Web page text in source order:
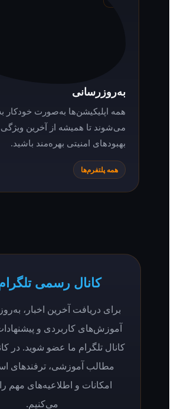
همه اپلیکیشن‌ها به‌صورت خودکار به‌روزرسانی
می‌شوند تا همیشه از آخرین ویژگی‌ها و
کانال رسمی تلگرام ما
برای دریافت آخرین اخبار، به‌روزرسانی‌ها،
آموزش‌های کاربردی و پیشنهادات ویژه، در